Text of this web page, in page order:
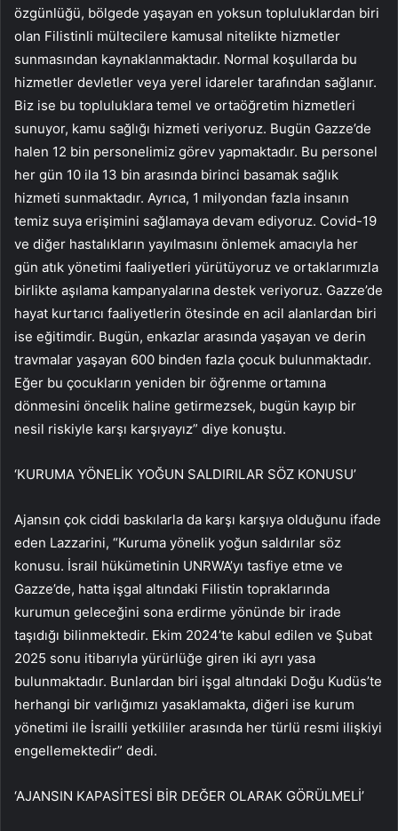
özgünlüğü, bölgede yaşayan en yoksun topluluklardan biri
olan Filistinli mültecilere kamusal nitelikte hizmetler
sunmasından kaynaklanmaktadır. Normal koşullarda bu
hizmetler devletler veya yerel idareler tarafından sağlanır.
Biz ise bu topluluklara temel ve ortaöğretim hizmetleri
sunuyor, kamu sağlığı hizmeti veriyoruz. Bugün Gazze’de
halen 12 bin personelimiz görev yapmaktadır. Bu personel
her gün 10 ila 13 bin arasında birinci basamak sağlık
hizmeti sunmaktadır. Ayrıca, 1 milyondan fazla insanın
temiz suya erişimini sağlamaya devam ediyoruz. Covid-19
ve diğer hastalıkların yayılmasını önlemek amacıyla her
gün atık yönetimi faaliyetleri yürütüyoruz ve ortaklarımızla
birlikte aşılama kampanyalarına destek veriyoruz. Gazze’de
hayat kurtarıcı faaliyetlerin ötesinde en acil alanlardan biri
ise eğitimdir. Bugün, enkazlar arasında yaşayan ve derin
travmalar yaşayan 600 binden fazla çocuk bulunmaktadır.
Eğer bu çocukların yeniden bir öğrenme ortamına
dönmesini öncelik haline getirmezsek, bugün kayıp bir
nesil riskiyle karşı karşıyayız” diye konuştu.
‘KURUMA YÖNELİK YOĞUN SALDIRILAR SÖZ KONUSU’
Ajansın çok ciddi baskılarla da karşı karşıya olduğunu ifade
eden Lazzarini, “Kuruma yönelik yoğun saldırılar söz
konusu. İsrail hükümetinin UNRWA’yı tasfiye etme ve
Gazze’de, hatta işgal altındaki Filistin topraklarında
kurumun geleceğini sona erdirme yönünde bir irade
taşıdığı bilinmektedir. Ekim 2024’te kabul edilen ve Şubat
2025 sonu itibarıyla yürürlüğe giren iki ayrı yasa
bulunmaktadır. Bunlardan biri işgal altındaki Doğu Kudüs’te
herhangi bir varlığımızı yasaklamakta, diğeri ise kurum
yönetimi ile İsrailli yetkililer arasında her türlü resmi ilişkiyi
engellemektedir” dedi.
‘AJANSIN KAPASİTESİ BİR DEĞER OLARAK GÖRÜLMELİ’